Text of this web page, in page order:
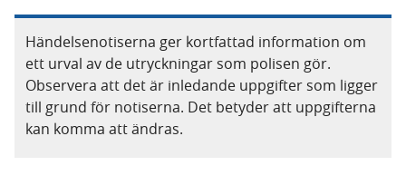
Händelsenotiserna ger kortfattad information om
ett urval av de utryckningar som polisen gör.
Observera att det är inledande uppgifter som ligger
till grund för notiserna. Det betyder att uppgifterna
kan komma att ändras.